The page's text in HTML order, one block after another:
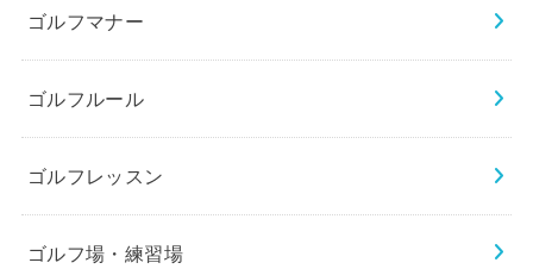
ゴルフマナー
ゴルフルール
ゴルフレッスン
ゴルフ場・練習場